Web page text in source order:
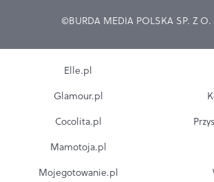
©BURDA MEDIA POLSKA SP. Z
Elle.pl
Glamour.pl
Cocolita.pl
Mamotoja.pl
Mojegotowanie.pl